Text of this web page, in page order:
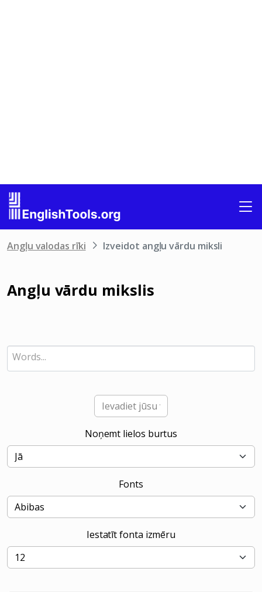
Angļu valodas rīki Izveidot angļu vārdu miksli
Angļu vārdu mikslis
Noņemt lielos burtus
Fonts
Iestatīt fonta izmēru